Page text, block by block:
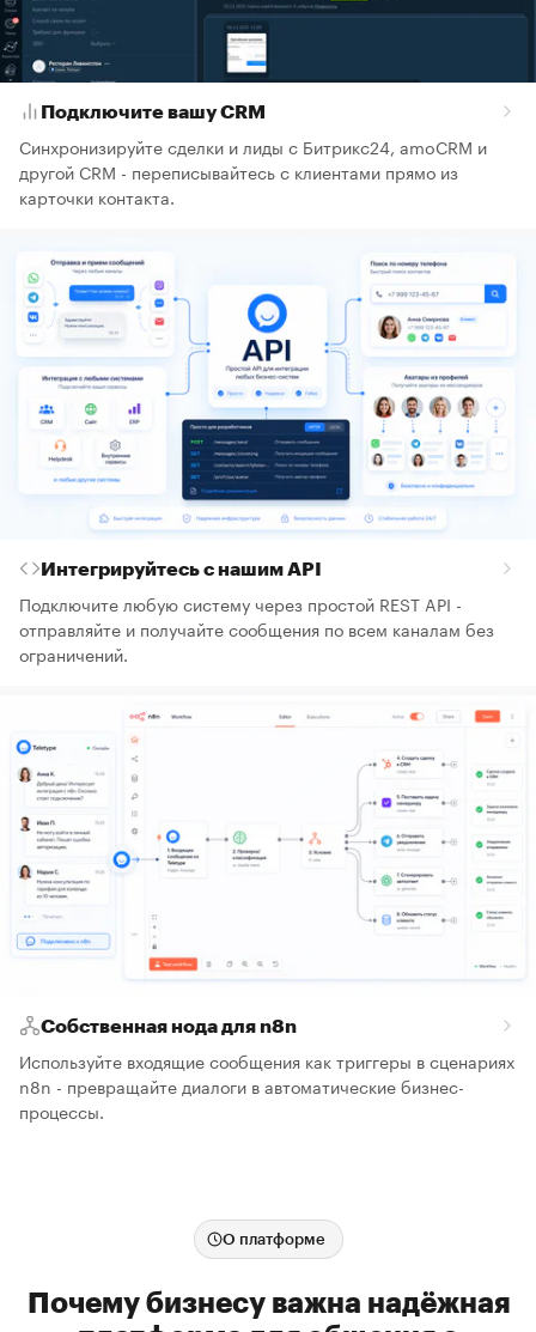
Подключите вашу CRM
Синхронизируйте сделки и лиды с Битрикс24, amoCRM и
другой CRM - переписывайтесь с клиентами прямо из
карточки контакта.
Интегрируйтесь с нашим API
Подключите любую систему через простой REST API -
отправляйте и получайте сообщения по всем каналам без
ограничений.
Собственная нода для n8n
Используйте входящие сообщения как триггеры в сценариях
n8n - превращайте диалоги в автоматические бизнес-
процессы.
О платформе
Почему бизнесу важна надёжная